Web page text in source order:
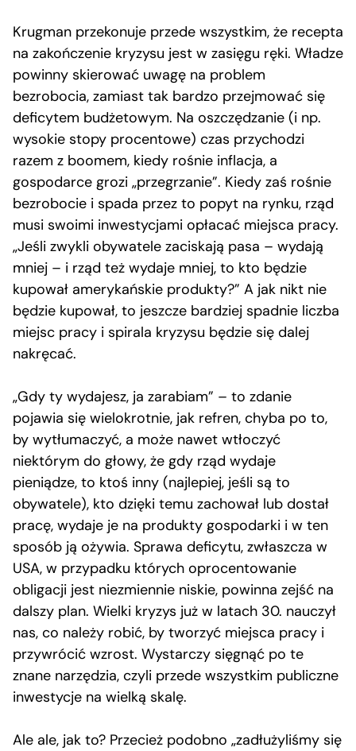
Krugman przekonuje przede wszystkim, że recepta
na zakończenie kryzysu jest w zasięgu ręki. Władze
powinny skierować uwagę na problem
bezrobocia, zamiast tak bardzo przejmować się
deficytem budżetowym. Na oszczędzanie (i np.
wysokie stopy procentowe) czas przychodzi
razem z boomem, kiedy rośnie inflacja, a
gospodarce grozi „przegrzanie”. Kiedy zaś rośnie
bezrobocie i spada przez to popyt na rynku, rząd
musi swoimi inwestycjami opłacać miejsca pracy.
„Jeśli zwykli obywatele zaciskają pasa – wydają
mniej – i rząd też wydaje mniej, to kto będzie
kupował amerykańskie produkty?” A jak nikt nie
będzie kupował, to jeszcze bardziej spadnie liczba
miejsc pracy i spirala kryzysu będzie się dalej
nakręcać.
„Gdy ty wydajesz, ja zarabiam” – to zdanie
pojawia się wielokrotnie, jak refren, chyba po to,
by wytłumaczyć, a może nawet wtłoczyć
niektórym do głowy, że gdy rząd wydaje
pieniądze, to ktoś inny (najlepiej, jeśli są to
obywatele), kto dzięki temu zachował lub dostał
pracę, wydaje je na produkty gospodarki i w ten
sposób ją ożywia. Sprawa deficytu, zwłaszcza w
USA, w przypadku których oprocentowanie
obligacji jest niezmiennie niskie, powinna zejść na
dalszy plan. Wielki kryzys już w latach 30. nauczył
nas, co należy robić, by tworzyć miejsca pracy i
przywrócić wzrost. Wystarczy sięgnąć po te
znane narzędzia, czyli przede wszystkim publiczne
inwestycje na wielką skalę.
Ale ale, jak to? Przecież podobno „zadłużyliśmy się